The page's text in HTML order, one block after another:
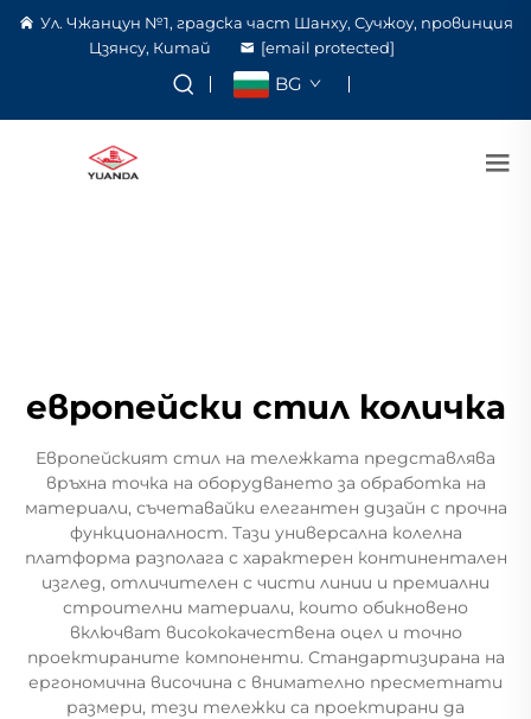
Ул. Чжанцун №1, градска част Шанху, Сучжоу, провинция
Цзянсу, Китай
[email protected]
BG
европейски стил количка
Европейският стил на тележката представлява
връхна точка на оборудването за обработка на
материали, съчетавайки елегантен дизайн с прочна
функционалност. Тази универсална колелна
платформа разполага с характерен континентален
изглед, отличителен с чисти линии и премиални
строителни материали, които обикновено
включват висококачествена оцел и точно
проектираните компоненти. Стандартизирана на
ергономична височина с внимателно пресметнати
размери, тези тележки са проектирани да